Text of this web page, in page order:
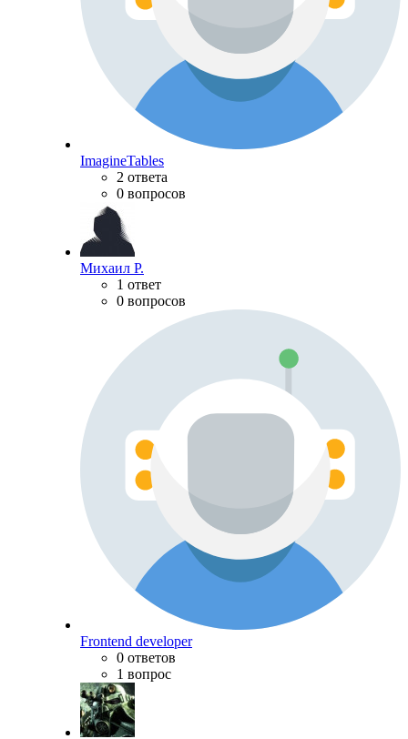
ImagineTables
2 ответа
0 вопросов
Михаил Р.
1 ответ
0 вопросов
Frontend developer
0 ответов
1 вопрос